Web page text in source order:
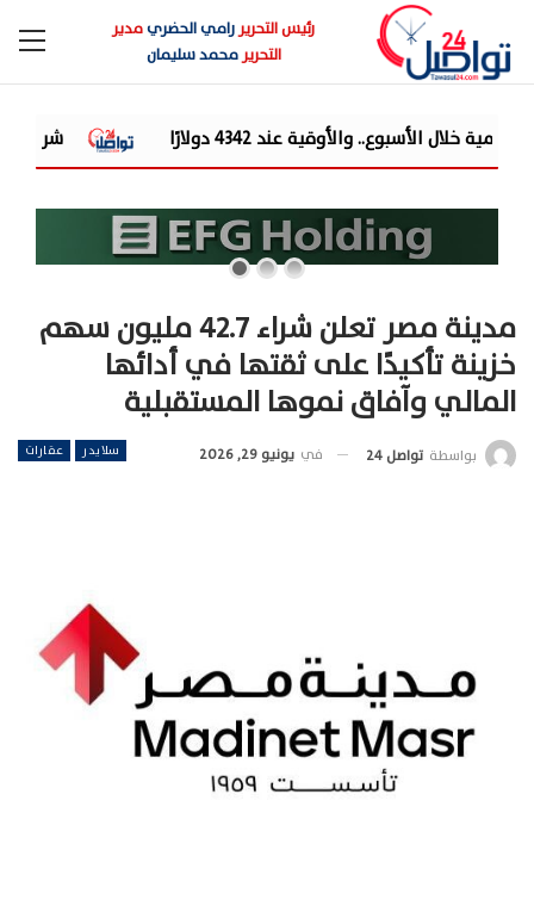
رئيس التحريررامي الحضريمدير
التحريرمحمد سليمان
شركة «Liberty Developments» تطلق أولى فعالياتها الترفيهية بمشروع «AT» في حفل ضخم للميجا ستار أحمد سع...
مدينة مصر تعلن شراء 42.7 مليون سهم
خزينة تأكيدًا على ثقتها في أدائها
المالي وآفاق نموها المستقبلية
سلايدر عقارات بواسطة تواصل 24 في يونيو 29, 2026